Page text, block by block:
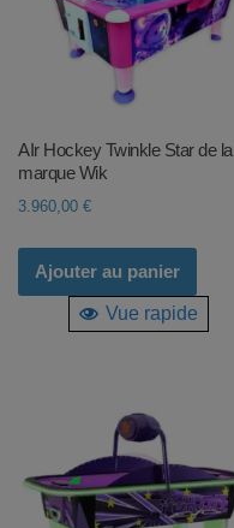
AIr Hockey Twinkle Star de la
marque Wik
3.960,00 €
Ajouter au panier
Vue rapide